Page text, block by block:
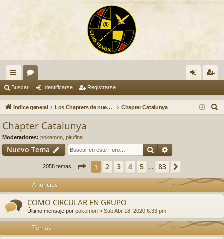
nl
ac
pi
s
or
os nti ist
Buscar Identificarse Registrarse
Índice general Los Chapters de nuestro Club VENOX Chapter Catalunya
Chapter Catalunya
Moderadores: pokemon pitufina
Nuevo Tema Buscar
2058 temas Página de 83
1 2 3 4 5 83
Anuncios
COMO CIRCULAR EN GRUPO
Último mensaje por pokemon « Sab Abr 18, 2020 6:33 pm
Temas